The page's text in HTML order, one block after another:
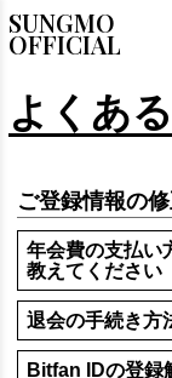
SUNGMO
OFFICIAL
よくあ
ご登録情報の
年会費の支払い
教えてください
退会の手続き方
Bitfan IDの登録